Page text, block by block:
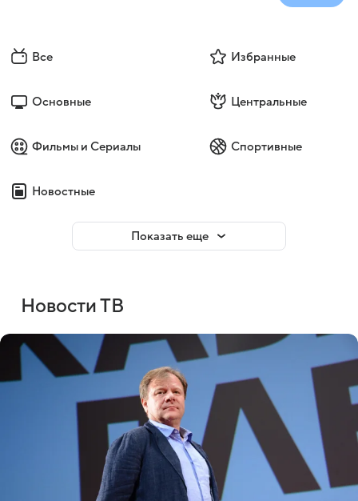
Все Избранные
Основные Центральные
Фильмы и Сериалы Спортивные
Новостные
Показать еще
Новости ТВ